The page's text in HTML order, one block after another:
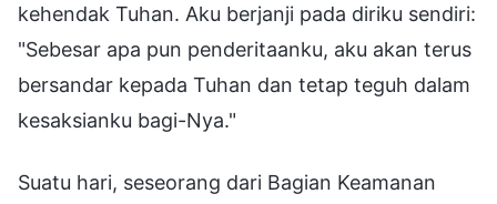
kehendak Tuhan. Aku berjanji pada diriku sendiri:
"Sebesar apa pun penderitaanku, aku akan terus
bersandar kepada Tuhan dan tetap teguh dalam
kesaksianku bagi-Nya."
Suatu hari, seseorang dari Bagian Keamanan